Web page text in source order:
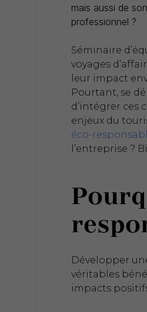
mais aussi de
professionnel ?
Séminaire
voyages
leur impact
Pourtant, se
d’intégrer ces
enjeux du
éco-
l’entreprise ?
Développer
véritables
impacts